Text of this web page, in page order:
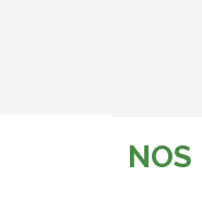
NOS